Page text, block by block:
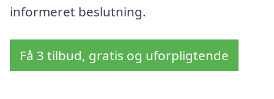
informeret beslutning.
Få 3 tilbud, gratis og uforpligtende